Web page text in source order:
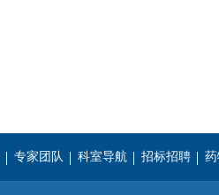
专家团队 科室导航 招标招聘